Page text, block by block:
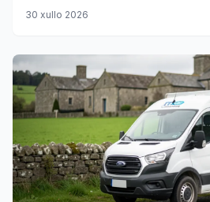
o 1 de agosto.
30 xullo 2026